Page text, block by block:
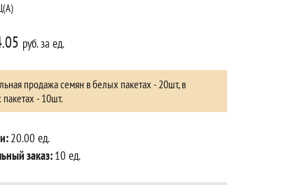
руб. за ед.
продажа семян в белых пакетах - 20шт, в
- 10шт.
20.00 ед.
заказ:10 ед.